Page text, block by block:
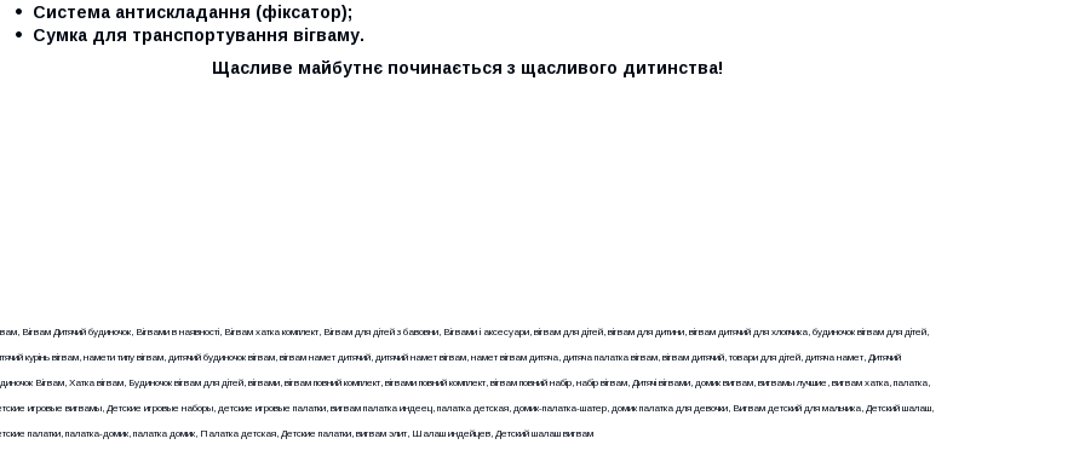
Система антискладання (фіксатор);
Сумка для транспортування вігваму.
Щасливе майбутнє починається з щасливого дитинства!
Вігвам Дитячий будиночок, Вігвами в наявності, Вігвам хатка комплект, Вігвам для дітей з бавовни, Вігвами і аксесуари, вігвам для дітей, вігвам для дитини, вігвам дитячий для хлопчика, будиночок вігвам для дітей,
курінь вігвам, намети типу вігвам, дитячий будиночок вігвам, вігвам намет дитячий, дитячий намет вігвам, намет вігвам дитяча, дитяча палатка вігвам, вігвам дитячий, товари для дітей, дитяча намет, Дитячий
Вігвам, Хатка вігвам, Будиночок вігвам для дітей, вігвами, вігвам повний комплект, вігвами повний комплект, вігвам повний набір, набір вігвам, Дитячі вігвами, домик вигвам, вигвамы лучшие, вигвам хатка, палатка,
игровые вигвамы, Детские игровые наборы, детские игровые палатки, вигвам палатка индеец, палатка детская, домик-палатка-шатер, домик палатка для девочки, Вигвам детский для мальчика, Детский шалаш,
палатки, палатка-домик, палатка домик, Палатка детская, Детские палатки, вигвам элит, Шалаш индейцев, Детский шалаш вигвам